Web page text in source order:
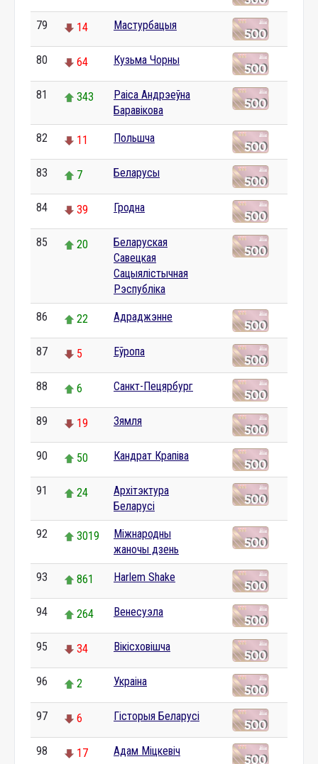
79 14 Мастурбацыя
80 64 Кузьма Чорны
81 343
Раіса Андрэеўна
Баравікова
82 11 Польшча
83 7 Беларусы
84 39 Гродна
85 20
Беларуская
Савецкая
Сацыялістычная
Рэспубліка
86 22 Адраджэнне
87 5 Еўропа
88 6 Санкт-Пецярбург
89 19 Зямля
90 50 Кандрат Крапіва
91 24
Архітэктура
Беларусі
92 3019
Міжнародны
жаночы дзень
93 861 Harlem Shake
94 264 Венесуэла
95 34 Вікісховішча
96 2 Украіна
97 6 Гісторыя Беларусі
98 17 Адам Міцкевіч